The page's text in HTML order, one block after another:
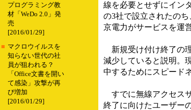
プログラミング教
材「WeDo 2.0」発
売
[2016/01/29]
■ マクロウイルスを
知らない世代の社
員が狙われる？
「Office文書を開い
て感染」攻撃が再
び増加
[2016/01/29]
線を必要とせずにイン
の3社で設立されたの
京電力がサービスを運
新規受け付け終了の
減少していると説明。
中するためにスピード
すでに無線アクセス
終了に向けたユーザー